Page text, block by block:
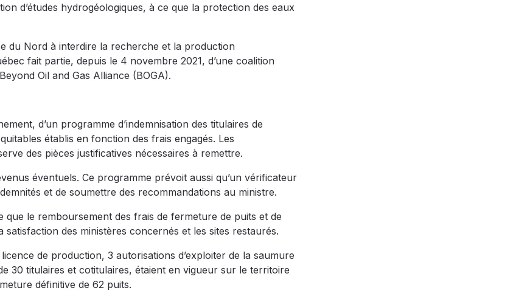
d’études hydrogéologiques, à ce que la protection des eaux
du Nord à interdire la recherche et la production
fait partie, depuis le 4 novembre 2021, d’une coalition
Oil and Gas Alliance (BOGA).
d’un programme d’indemnisation des titulaires de
établis en fonction des frais engagés. Les
des pièces justificatives nécessaires à remettre.
éventuels. Ce programme prévoit aussi qu’un vérificateur
et de soumettre des recommandations au ministre.
que le remboursement des frais de fermeture de puits et de
des ministères concernés et les sites restaurés.
de production, 3 autorisations d’exploiter de la saumure
30 titulaires et cotitulaires, étaient en vigueur sur le territoire
définitive de 62 puits.